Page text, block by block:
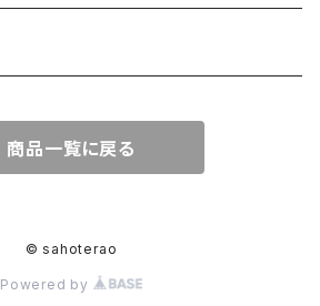
商品一覧に戻る
© sahoterao
Powered by